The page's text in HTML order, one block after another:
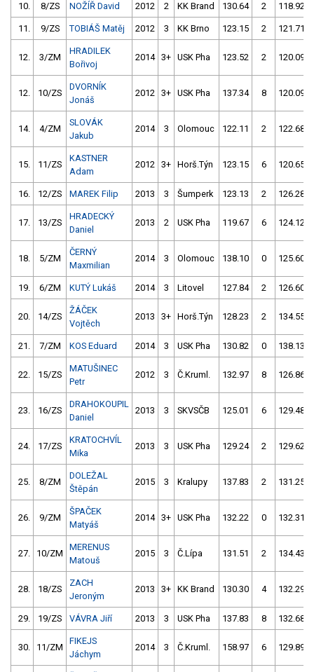
10. 8/ZS NOŽÍŘ David 2012 2 KK Brand 130.64 2 118.92
11. 9/ZS TOBIÁŠ Matěj 2012 3 KK Brno 123.15 2 121.71
12. 3/ZM
HRADILEK
Bořivoj
2014 3+ USK Pha 123.52 2 120.09
12. 10/ZS
DVORNÍK
Jonáš
2012 3+ USK Pha 137.34 8 120.09
14. 4/ZM
SLOVÁK
Jakub
2014 3 Olomouc 122.11 2 122.68
15. 11/ZS
KASTNER
Adam
2012 3+ Horš.Týn 123.15 6 120.65
16. 12/ZS MAREK Filip 2013 3 Šumperk 123.13 2 126.28
17. 13/ZS
HRADECKÝ
Daniel
2013 2 USK Pha 119.67 6 124.12
18. 5/ZM
ČERNÝ
Maxmilian
2014 3 Olomouc 138.10 0 125.60
19. 6/ZM KUTÝ Lukáš 2014 3 Litovel 127.84 2 126.60
20. 14/ZS
ŽÁČEK
Vojtěch
2013 3+ Horš.Týn 128.23 2 134.55
21. 7/ZM KOS Eduard 2014 3 USK Pha 130.82 0 138.13
22. 15/ZS
MATUŠINEC
Petr
2012 3 Č.Kruml. 132.97 8 126.86
23. 16/ZS
DRAHOKOUPIL
Daniel
2013 3 SKVSČB 125.01 6 129.48
24. 17/ZS
KRATOCHVÍL
Mika
2013 3 USK Pha 129.24 2 129.62
25. 8/ZM
DOLEŽAL
Štěpán
2015 3 Kralupy 137.83 2 131.25
26. 9/ZM
ŠPAČEK
Matyáš
2014 3+ USK Pha 132.22 0 132.31
27. 10/ZM
MERENUS
Matouš
2015 3 Č.Lípa 131.51 2 134.43
28. 18/ZS
ZACH
Jeroným
2013 3+ KK Brand 130.30 4 132.29
29. 19/ZS VÁVRA Jiří 2013 3 USK Pha 137.83 8 132.68
30. 11/ZM
FIKEJS
Jáchym
2014 3 Č.Kruml. 158.97 6 129.89